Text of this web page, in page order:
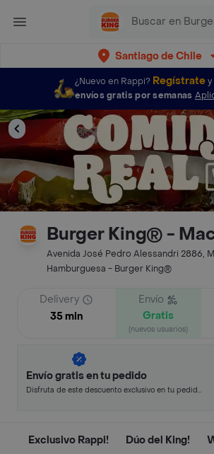
Santiago de Chile
¿Nuevo en Rappi? Regístrate
envíos gratis por semanas
Burger King® -
Avenida José Pedro Alessandri 2886,
Hamburguesa - Burger King®
Delivery
35 min
Envío
Gratis
(nuevos usuarios)
Envío gratis en tu pedido
Disfruta de este descuento exclusivo en tu pedido
Exclusivo Rappi! Dúo del King!